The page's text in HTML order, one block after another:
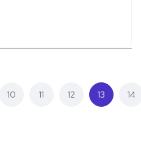
10 11 12 13 (current)
14